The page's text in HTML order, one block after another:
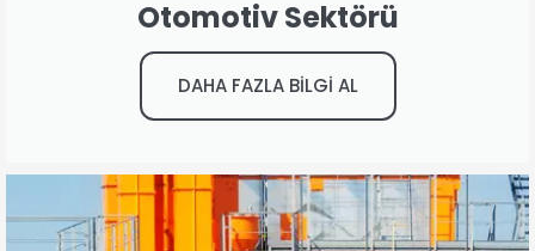
Otomotiv Sektörü
DAHA FAZLA BİLGİ AL